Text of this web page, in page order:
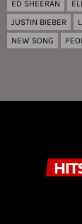
ED SHEERAN
JUSTIN BIEBER
NEW SONG